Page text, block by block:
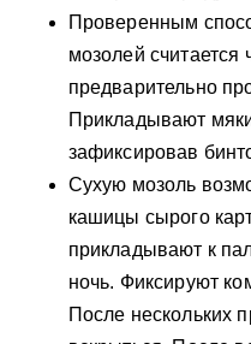
Проверенным
мозолей считается
предварительно
Прикладывают
зафиксировав
Сухую мозоль
кашицы сырого
прикладывают к
ночь. Фиксируют
После нескольких